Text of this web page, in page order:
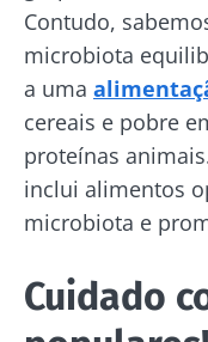
Contudo,
microbiota
a uma
cereais e pobre
proteínas
inclui alimentos
microbiota e
Cuidado